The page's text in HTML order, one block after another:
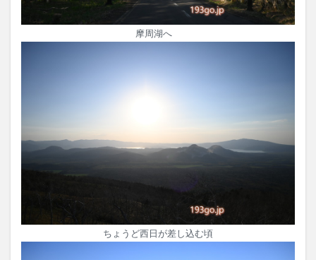
摩周湖へ
ちょうど西日が差し込む頃